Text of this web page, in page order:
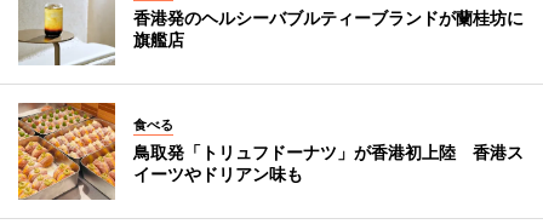
香港発のヘルシーバブルティーブランドが蘭桂坊に
旗艦店
食べる
鳥取発「トリュフドーナツ」が香港初上陸 香港ス
イーツやドリアン味も